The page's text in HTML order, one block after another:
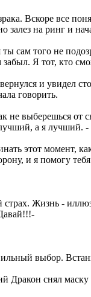
Вскоре все
залез на ринг и
сам того не
Я тот, кто
и
говорить.
выберешься от
а я лучший. -
этот момент,
и я помогу
Жизнь -
выбор.
снял маску